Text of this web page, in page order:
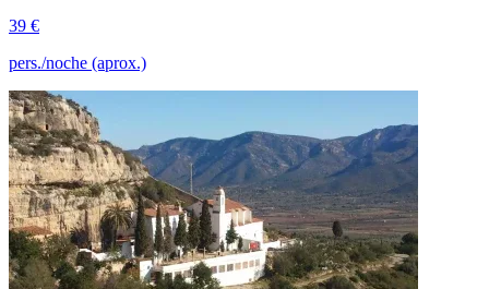
39 €
pers./noche (aprox.)